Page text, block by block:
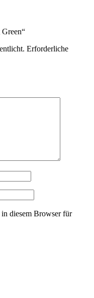
Green“
Erforderliche
diesem Browser für